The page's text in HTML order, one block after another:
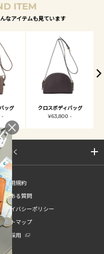
ITEM
なアイテムも見ています
ッグ
-
クロスボディバッグ
¥63,800 -
開く
ご利用規約
よくある質問
ライバシーポリシー
サイトマップ
新卒採用